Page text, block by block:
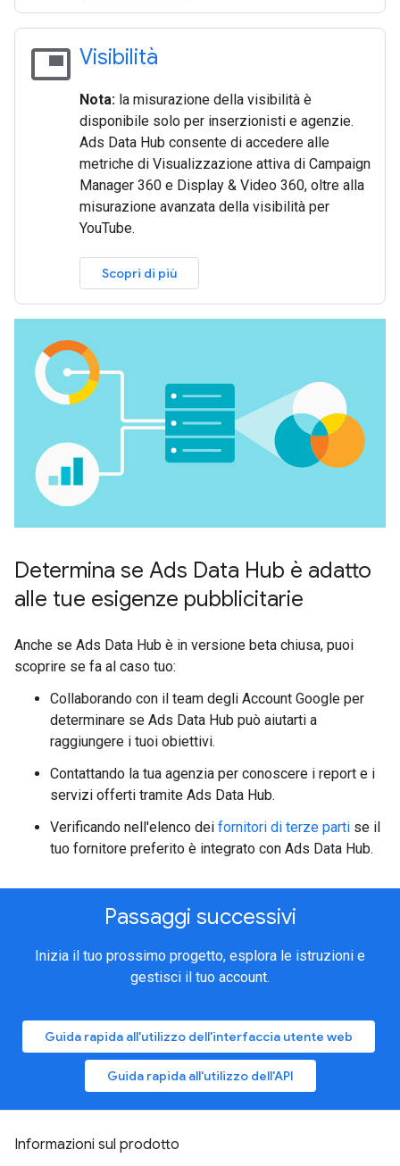
picture_in_picture Visibilità
Nota: la misurazione della visibilità è
disponibile solo per inserzionisti e agenzie.
Ads Data Hub consente di accedere alle
metriche di Visualizzazione attiva di Campaign
Manager 360 e Display & Video 360, oltre alla
misurazione avanzata della visibilità per
YouTube.
Scopri di più
Determina se Ads Data Hub è adatto
alle tue esigenze pubblicitarie
Anche se Ads Data Hub è in versione beta chiusa, puoi
scoprire se fa al caso tuo:
Collaborando con il team degli Account Google per
determinare se Ads Data Hub può aiutarti a
raggiungere i tuoi obiettivi.
Contattando la tua agenzia per conoscere i report e i
servizi offerti tramite Ads Data Hub.
Verificando nell'elenco dei fornitori di terze parti se il
tuo fornitore preferito è integrato con Ads Data Hub.
Passaggi successivi
Inizia il tuo prossimo progetto, esplora le istruzioni e
gestisci il tuo account.
Guida rapida all'utilizzo dell'interfaccia utente web
Guida rapida all'utilizzo dell'API
Informazioni sul prodotto